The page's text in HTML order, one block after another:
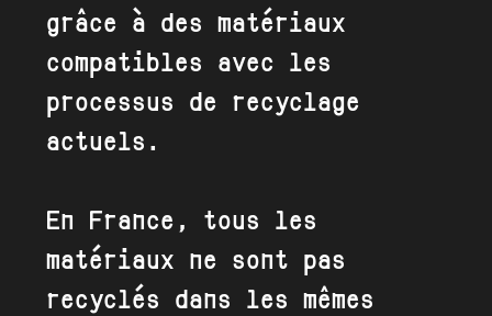
grâce à des matériaux
compatibles avec les
processus de recyclage
actuels.
En France, tous les
matériaux ne sont pas
recyclés dans les mêmes